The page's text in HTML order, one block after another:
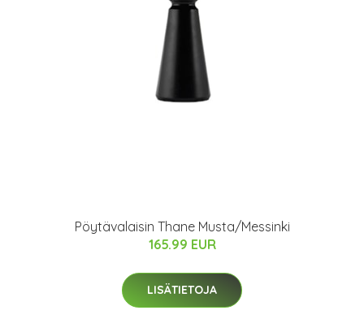
Pöytävalaisin Thane Musta/Messinki
165.99 EUR
LISÄTIETOJA